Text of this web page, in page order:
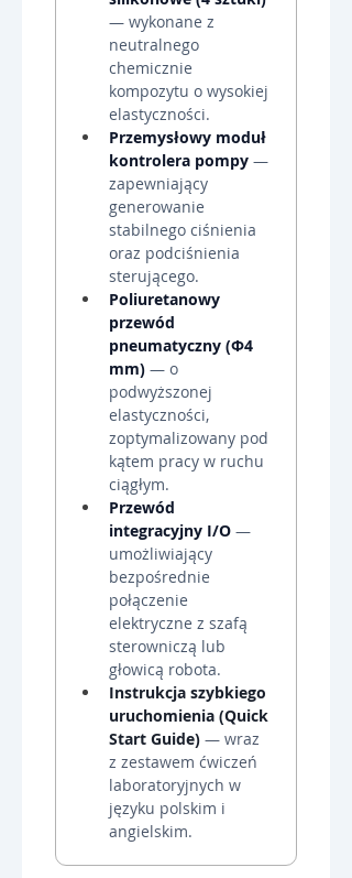
— wykonane z
neutralnego
chemicznie
kompozytu o wysokiej
elastyczności.
Przemysłowy moduł
kontrolera pompy —
zapewniający
generowanie
stabilnego ciśnienia
oraz podciśnienia
sterującego.
Poliuretanowy
przewód
pneumatyczny (Φ4
mm) — o
podwyższonej
elastyczności,
zoptymalizowany pod
kątem pracy w ruchu
ciągłym.
Przewód
integracyjny I/O —
umożliwiający
bezpośrednie
połączenie
elektryczne z szafą
sterowniczą lub
głowicą robota.
Instrukcja szybkiego
uruchomienia (Quick
Start Guide) — wraz
z zestawem ćwiczeń
laboratoryjnych w
języku polskim i
angielskim.